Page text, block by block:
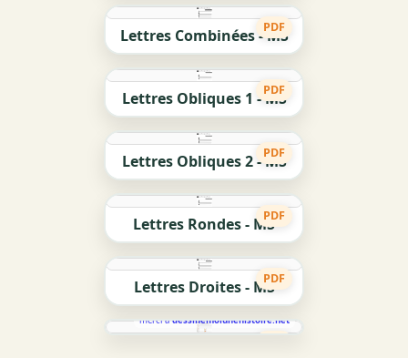
PDF
Lettres Combinées - MS
PDF
Lettres Obliques 1 - MS
PDF
Lettres Obliques 2 - MS
PDF
Lettres Rondes - MS
PDF
Lettres Droites - MS
merci àdessinemoiunehistoire.net